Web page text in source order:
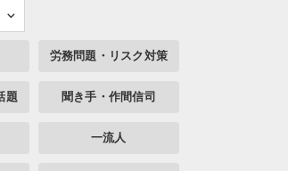
労務問題・リスク対策
題 聞き手・作間信司
一流人